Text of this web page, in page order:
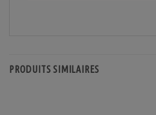
PRODUITS SIMILAIRES